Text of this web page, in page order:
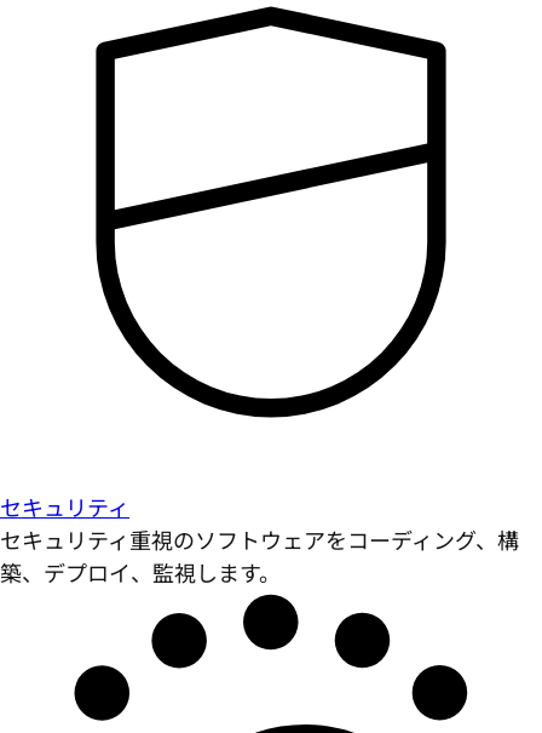
セキュリティ
セキュリティ重視のソフトウェアをコーディング、構
築、デプロイ、監視します。